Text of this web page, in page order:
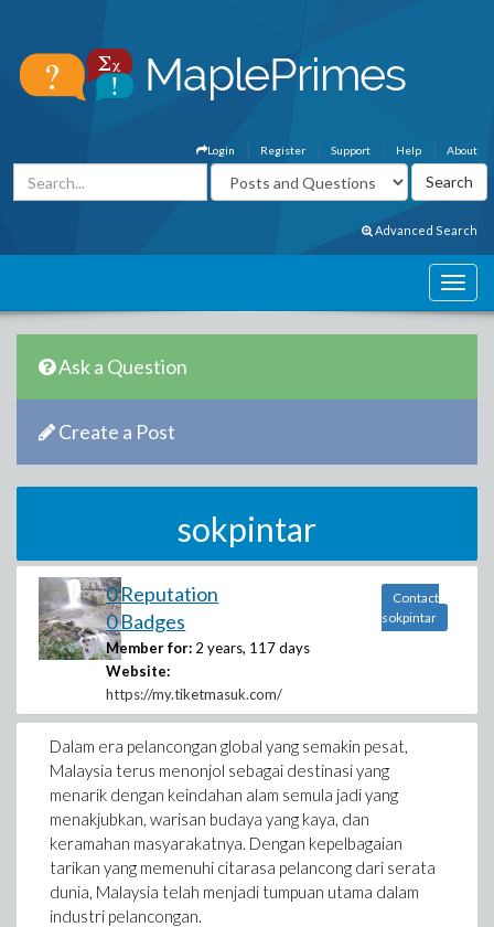
About
Help
Support
Register
Login
Advanced Search
Ask a Question
Create a Post
sokpintar
0 Reputation
0 Badges
Member for: 2 years, 117 days
Website:
https://my.tiketmasuk.com/
Contact
sokpintar
Dalam era pelancongan global yang semakin pesat,
Malaysia terus menonjol sebagai destinasi yang
menarik dengan keindahan alam semula jadi yang
menakjubkan, warisan budaya yang kaya, dan
keramahan masyarakatnya. Dengan kepelbagaian
tarikan yang memenuhi citarasa pelancong dari serata
dunia, Malaysia telah menjadi tumpuan utama dalam
industri pelancongan.